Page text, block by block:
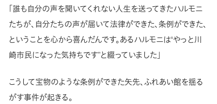
「誰も自分の声を聞いてくれない人生を送ってきたハルモニ
たちが、自分たちの声が届いて法律ができた、条例ができた、
ということを心から喜んだんです。あるハルモニは“やっと川
崎市民になった気持ちです”と綴っていました」
こうして宝物のような条例ができた矢先、ふれあい館を揺る
がす事件が起きる。